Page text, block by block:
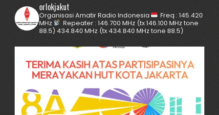
orlokjakut
Organisasi Amatir Radio Indonesia
Freq : 145.420
MHz
Repeater : 146.700 MHz (tx 146.100 MHz tone
88.5) 434.840 MHz (tx 434.840 MHz tone 88.5)